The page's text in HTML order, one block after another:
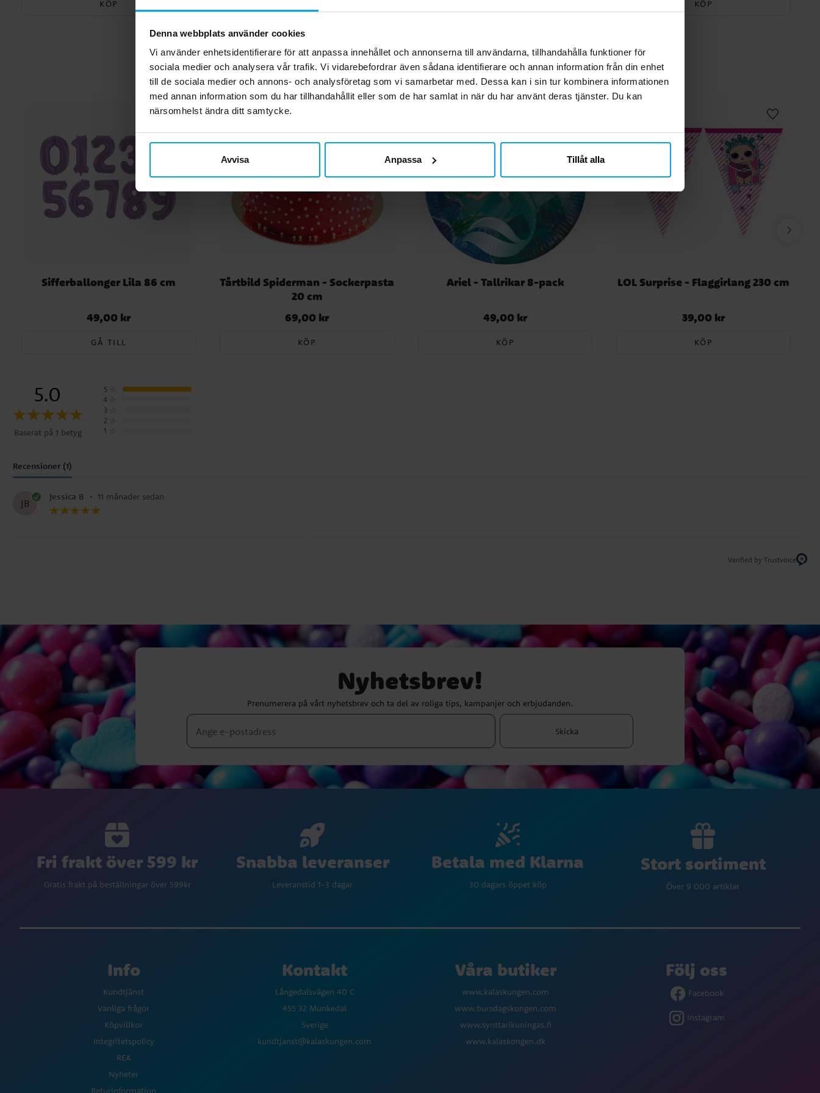
Denna webbplats använder cookies
Vi använder enhetsidentifierare för att anpassa innehållet och annonserna till användarna, tillhandahålla funktioner för
sociala medier och analysera vår trafik. Vi vidarebefordrar även sådana identifierare och annan information från din enhet
till de sociala medier och annons- och analysföretag som vi samarbetar med. Dessa kan i sin tur kombinera informationen
med annan information som du har tillhandahållit eller som de har samlat in när du har använt deras tjänster. Du kan
närsomhelst ändra ditt samtycke.
Avvisa Anpassa Tillåt alla
KÖP KÖP
Andra köpte även
Sifferballonger Lila 86 cm
Pris:49,00 kr
49,00 kr
GÅ TILL
Tårtbild Spiderman - Sockerpasta
20 cm
Pris:69,00 kr
69,00 kr
KÖP
Ariel - Tallrikar 8-pack
Pris:49,00 kr
49,00 kr
KÖP
LOL Surprise - Flaggirlang 230 cm
Pris:39,00 kr
39,00 kr
KÖP
5.0
Baserat på 1 betyg
5
4
3
2
1
Recensioner (1)
JB
Jessica B • 11 månader sedan
Verified by Trustvoice
Nyhetsbrev!
Prenumerera på vårt nyhetsbrev och ta del av roliga tips, kampanjer och erbjudanden.
Skicka
Fri frakt över 599 kr
Gratis frakt på beställningar över 599kr
Snabba leveranser
Leveranstid 1-3 dagar
Betala med Klarna
30 dagars öppet köp
Stort sortiment
Över 9 000 artiklar
Info
Kundtjänst
Vanliga frågor
Köpvillkor
Integritetspolicy
REA
Nyheter
Returinformation
Kontakt
Långedalsvägen 40 C
455 32 Munkedal
Sverige
kundtjanst@kalaskungen.com
Våra butiker
www.kalaskungen.com
www.bursdagskongen.com
www.synttarikuningas.fi
www.kalaskongen.dk
Följ oss
Facebook
Instagram